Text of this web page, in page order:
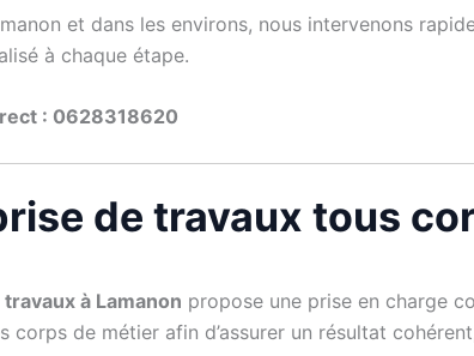
et dans les environs, nous intervenons
à chaque étape.
: 0628318620
de travaux tous
à Lamanon propose une prise en charge
corps de métier afin d’assurer un résultat